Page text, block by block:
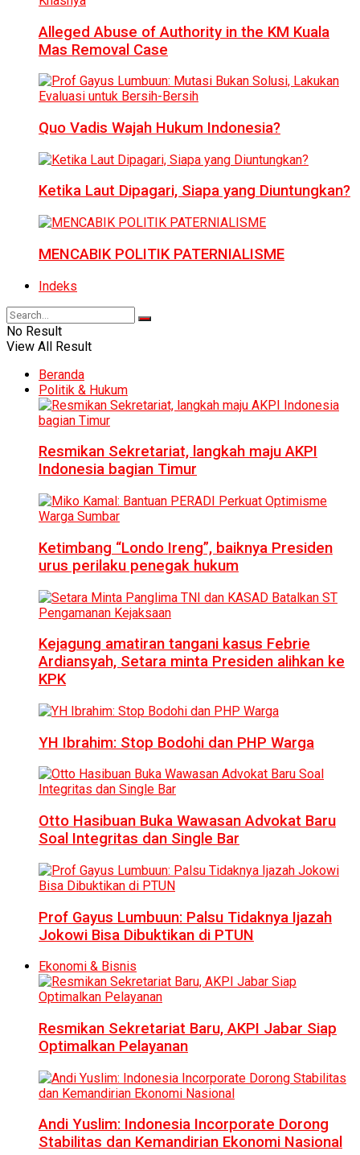
Alleged Abuse of Authority in the KM Kuala
Mas Removal Case
Quo Vadis Wajah Hukum Indonesia?
Ketika Laut Dipagari, Siapa yang Diuntungkan?
MENCABIK POLITIK PATERNIALISME
Indeks
No Result
View All Result
Beranda
Politik & Hukum
Resmikan Sekretariat, langkah maju AKPI
Indonesia bagian Timur
Ketimbang “Londo Ireng”, baiknya Presiden
urus perilaku penegak hukum
Kejagung amatiran tangani kasus Febrie
Ardiansyah, Setara minta Presiden alihkan ke
KPK
YH Ibrahim: Stop Bodohi dan PHP Warga
Otto Hasibuan Buka Wawasan Advokat Baru
Soal Integritas dan Single Bar
Prof Gayus Lumbuun: Palsu Tidaknya Ijazah
Jokowi Bisa Dibuktikan di PTUN
Ekonomi & Bisnis
Resmikan Sekretariat Baru, AKPI Jabar Siap
Optimalkan Pelayanan
Andi Yuslim: Indonesia Incorporate Dorong
Stabilitas dan Kemandirian Ekonomi Nasional